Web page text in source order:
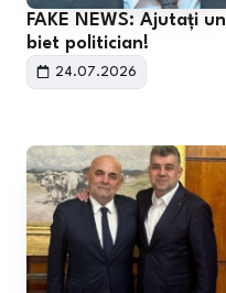
FAKE NEWS: Ajutați un
biet politician!
24.07.2026